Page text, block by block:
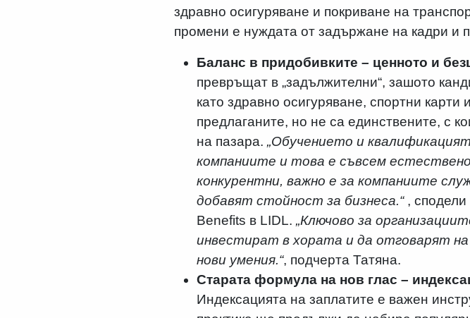
здравно осигуряване и покриване на
промени е нуждата от задържане на кадри и
Баланс в придобивките – ценното и
превръщат в „задължителни“, зашото
като здравно осигуряване, спортни
предлаганите, но не са единствените, с
на пазара. „Обучението и
компаниите и това е съвсем
конкурентни, важно е за компаниите
добавят стойност за бизнеса.“, сподели
Benefits в LIDL. „Ключово за
инвестират в хората и да отговарят
нови умения.“, подчерта Татяна.
Старата формула на нов глас –
Индексацията на заплатите е важен